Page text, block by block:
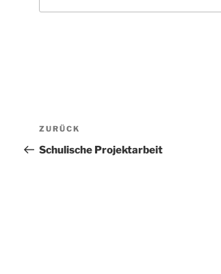
Beitragsnavigation
Vorheriger
Beitrag
ZURÜCK
Schulische Projektarbeit